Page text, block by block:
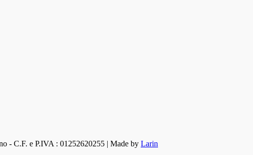
- C.F. e P.IVA : 01252620255 | Made by Larin